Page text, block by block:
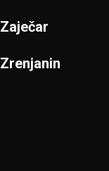
Zaječar
Zrenjanin